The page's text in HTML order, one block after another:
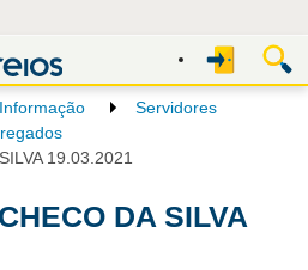
Servidores
19.03.2021
DA SILVA